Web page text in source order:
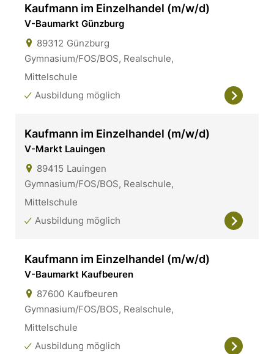
Kaufmann im Einzelhandel (m/w/d)
V-Baumarkt Günzburg
89312 Günzburg
Gymnasium/FOS/BOS, Realschule,
Mittelschule
Ausbildung möglich
Kaufmann im Einzelhandel (m/w/d)
V-Markt Lauingen
89415 Lauingen
Gymnasium/FOS/BOS, Realschule,
Mittelschule
Ausbildung möglich
Kaufmann im Einzelhandel (m/w/d)
V-Baumarkt Kaufbeuren
87600 Kaufbeuren
Gymnasium/FOS/BOS, Realschule,
Mittelschule
Ausbildung möglich